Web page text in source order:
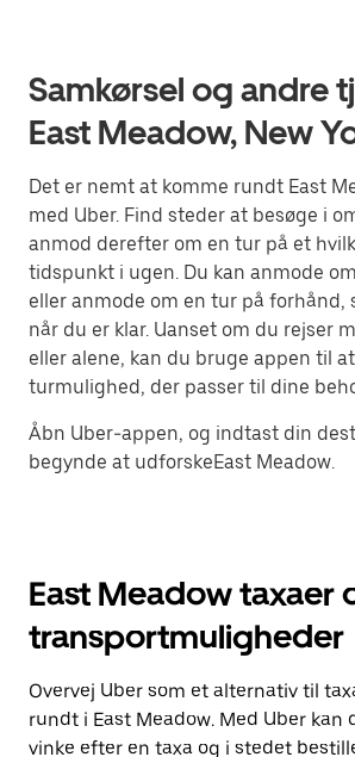
Samkørsel og andre
East Meadow, New
Det er nemt at komme rundt East
med Uber. Find steder at besøge i
anmod derefter om en tur på et
tidspunkt i ugen. Du kan anmode
eller anmode om en tur på forhånd,
når du er klar. Uanset om du rejser
eller alene, kan du bruge appen til
turmulighed, der passer til dine
Åbn Uber-appen, og indtast din
begynde at udforskeEast Meadow.
East Meadow taxaer
transportmuligheder
Overvej Uber som et alternativ til
rundt i East Meadow. Med Uber kan
vinke efter en taxa og i stedet